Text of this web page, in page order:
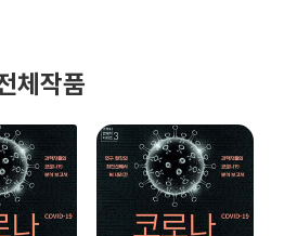
체작품